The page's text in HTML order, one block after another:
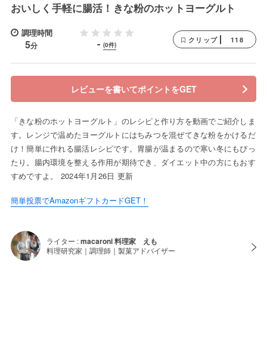
おいしく手軽に腸活！きな粉のホットヨーグルト
調理時間
5分 - (0件)
クリップ 118
レビューを書いてポイントをGET
「きな粉のホットヨーグルト」のレシピと作り方を動画でご紹介しま
す。レンジで温めたヨーグルトにはちみつを混ぜてきな粉をかけるだ
け！簡単に作れる腸活レシピです。胃腸が温まるので寒い冬にもぴっ
たり。腸内環境を整える作用が期待でき、ダイエット中の方にもおす
すめですよ。 2024年1月26日 更新
簡単投票でAmazonギフトカードGET！
ライター :macaroni 料理家 えも
料理研究家｜調理師｜製菓アドバイザー